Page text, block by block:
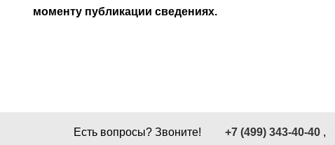
моменту публикации сведениях.
Есть вопросы? Звоните! +7 (499) 343-40-40 ,